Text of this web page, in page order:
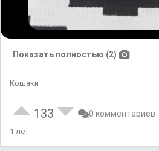
Показать полностью (2)
Кошаки
133 0 комментариев
1 лет